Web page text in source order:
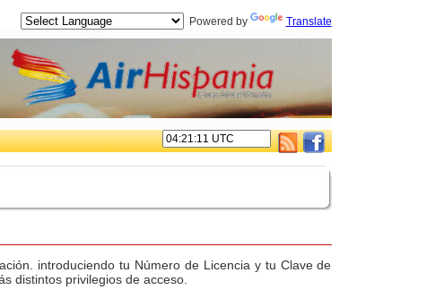
Powered by Translate
introduciendo tu Número de Licencia y tu Clave de
distintos privilegios de acceso.